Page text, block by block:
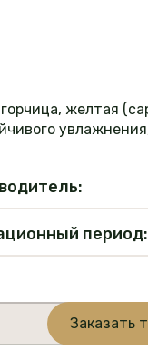
желтая
период:
Заказать